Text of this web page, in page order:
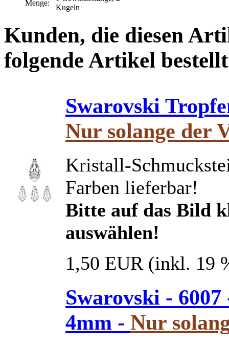
Menge:
Kugeln
Kunden, die diesen
folgende Artikel
Swarovski
Nur solange der
Kristall-
Farben lieferbar!
Bitte auf das Bild
auswählen!
1,50 EUR (inkl. 19
Swarovski -
4mm - Nur